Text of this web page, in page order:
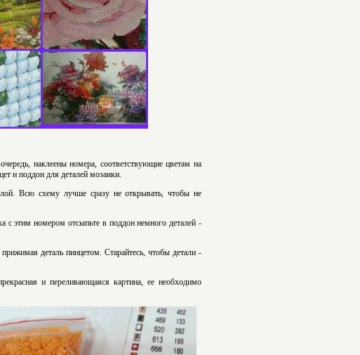
наклеены номера, соответствующие цветам на
и поддон для деталей мозаики.
Всю схему лучше сразу не открывать, чтобы не
с этим номером отсыпьте в поддон немного деталей -
деталь пинцетом. Старайтесь, чтобы детали -
и переливающаяся картина, ее необходимо